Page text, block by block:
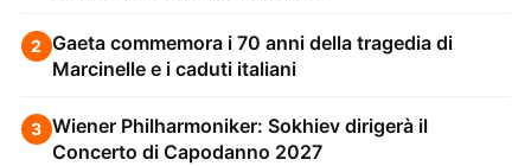
2 Gaeta commemora i 70 anni della tragedia di
Marcinelle e i caduti italiani
3 Wiener Philharmoniker: Sokhiev dirigerà il
Concerto di Capodanno 2027